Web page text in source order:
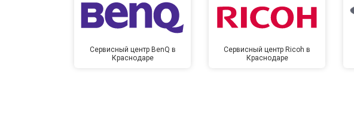
Сервисный центр BenQ в
Краснодаре
Сервисный центр Ricoh в
Краснодаре